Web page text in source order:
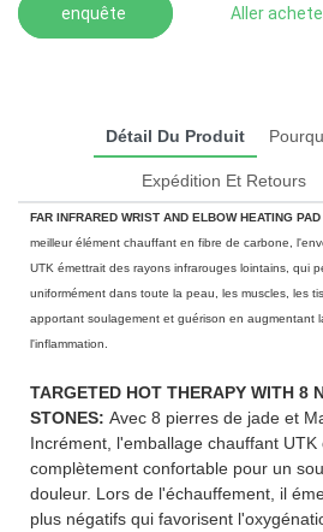
enquête Aller
Détail Du Produit
Expédition Et Retours
FAR INFRARED WRIST AND ELBOW HEATING
meilleur élément chauffant en fibre de carbone,
UTK émettrait des rayons infrarouges lointains, qui
uniformément dans toute la peau, les muscles, les
apportant soulagement et guérison en augmentant
l'inflammation.
TARGETED HOT THERAPY WITH 8
STONES: Avec 8 pierres de jade et
Incrément, l'emballage chauffant
complètement confortable pour un
douleur. Lors de l'échauffement, il
plus négatifs qui favorisent